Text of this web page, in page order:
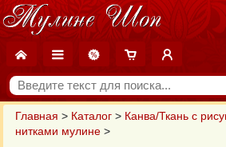
Главная > Каталог > Канва/Ткань с
нитками мулине >